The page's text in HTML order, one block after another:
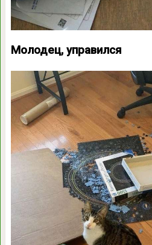
Молодец, управился